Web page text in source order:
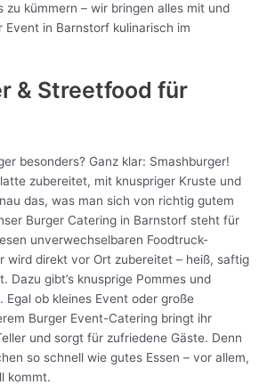
kümmern – wir bringen alles mit und
Event in Barnstorf kulinarisch im
& Streetfood für
besonders? Ganz klar: Smashburger!
zubereitet, mit knuspriger Kruste und
das, was man sich von richtig gutem
Burger Catering in Barnstorf steht für
unverwechselbaren Foodtruck-
wird direkt vor Ort zubereitet – heiß, saftig
Dazu gibt’s knusprige Pommes und
Egal ob kleines Event oder große
Burger Event-Catering bringt ihr
und sorgt für zufriedene Gäste. Denn
so schnell wie gutes Essen – vor allem,
kommt.